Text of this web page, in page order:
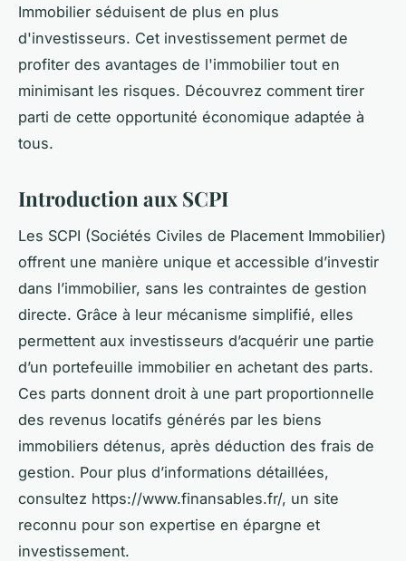
Immobilier séduisent de plus en plus
d'investisseurs. Cet investissement permet de
profiter des avantages de l'immobilier tout en
minimisant les risques. Découvrez comment tirer
parti de cette opportunité économique adaptée à
tous.
Introduction aux SCPI
Les SCPI (Sociétés Civiles de Placement Immobilier)
offrent une manière unique et accessible d’investir
dans l’immobilier, sans les contraintes de gestion
directe. Grâce à leur mécanisme simplifié, elles
permettent aux investisseurs d’acquérir une partie
d’un portefeuille immobilier en achetant des parts.
Ces parts donnent droit à une part proportionnelle
des revenus locatifs générés par les biens
immobiliers détenus, après déduction des frais de
gestion. Pour plus d’informations détaillées,
consultez https://www.finansables.fr/, un site
reconnu pour son expertise en épargne et
investissement.